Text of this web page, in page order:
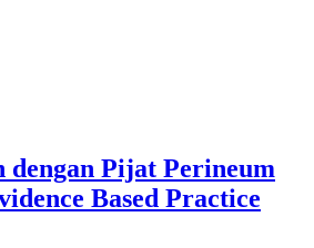
dengan Pijat Perineum
Based Practice